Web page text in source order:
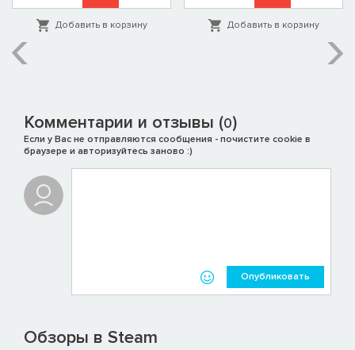
Добавить в корзину Добавить в корзину
Комментарии и отзывы (0)
Если у Вас не отправляются сообщения - почистите cookie в
браузере и авторизуйтесь заново :)
Опубликовать
Обзоры в Steam